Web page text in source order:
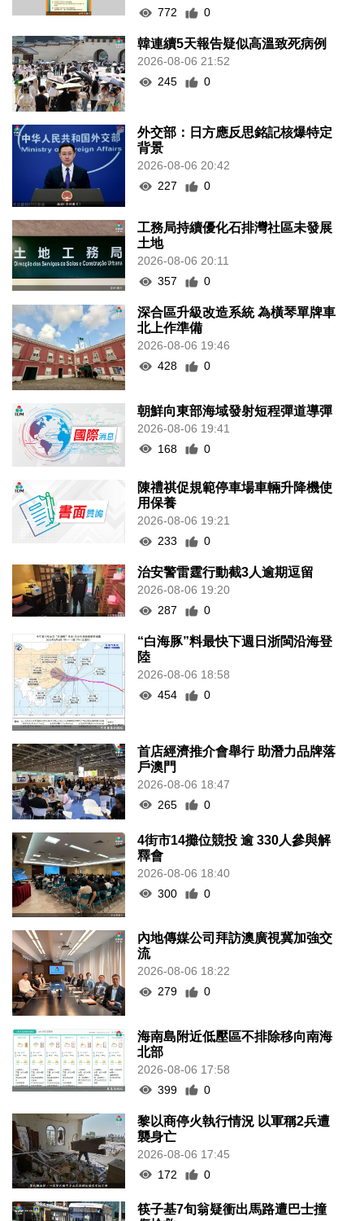
772
0
韓連續5天報告疑似高溫致死病例
2026-08-06 21:52
245
0
外交部：日方應反思銘記核爆特定
背景
2026-08-06 20:42
227
0
工務局持續優化石排灣社區未發展
土地
2026-08-06 20:11
357
0
深合區升級改造系統 為橫琴單牌車
北上作準備
2026-08-06 19:46
428
0
朝鮮向東部海域發射短程彈道導彈
2026-08-06 19:41
168
0
陳禮祺促規範停車場車輛升降機使
用保養
2026-08-06 19:21
233
0
治安警雷霆行動截3人逾期逗留
2026-08-06 19:20
287
0
“白海豚”料最快下週日浙閩沿海登
陸
2026-08-06 18:58
454
0
首店經濟推介會舉行 助潛力品牌落
戶澳門
2026-08-06 18:47
265
0
4街市14攤位競投 逾 330人參與解
釋會
2026-08-06 18:40
300
0
內地傳媒公司拜訪澳廣視冀加強交
流
2026-08-06 18:22
279
0
海南島附近低壓區不排除移向南海
北部
2026-08-06 17:58
399
0
黎以商停火執行情況 以軍稱2兵遭
襲身亡
2026-08-06 17:45
172
0
筷子基7旬翁疑衝出馬路遭巴士撞